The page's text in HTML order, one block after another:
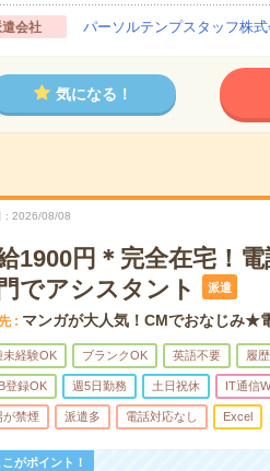
会社 パーソルテンプスタッフ株式
気になる！
2026/08/08
1900円＊完全在宅！
でアシスタント
派遣
マンガが大人気！CMでおなじみ★
未経験OK ブランクOK 英語不要 履
登録OK 週5日勤務 土日祝休 IT通信
が禁煙 派遣多 電話対応なし Excel
こがポイント！